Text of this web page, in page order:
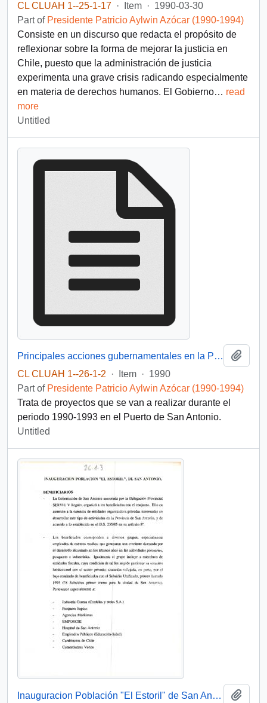
CL CLUAH 1--25-1-17 · Item · 1990-03-30
Part of Presidente Patricio Aylwin Azócar (1990-1994)
Consiste en un discurso que redacta el propósito de
reflexionar sobre la forma de mejorar la justicia en
Chile, puesto que la administración de justicia
experimenta una grave crisis radicando especialmente
en materia de derechos humanos. El Gobierno… read
more
Untitled
Principales acciones gubernamentales en la Provincia de San Antonio Período 1990-1993
CL CLUAH 1--26-1-2
· Item · 1990
Part of Presidente Patricio Aylwin Azócar (1990-1994)
Trata de proyectos que se van a realizar durante el
periodo 1990-1993 en el Puerto de San Antonio.
Untitled
Inauguracion Población "El Estoril" de San Antonio